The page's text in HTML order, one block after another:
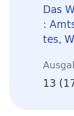
Das
:
tes,
13